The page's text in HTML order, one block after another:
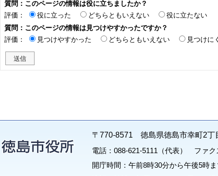
質問：このページの情報は役に立ちましたか？
評価：
役に立った どちらともいえない
役に立たない
質問：このページの情報は見つけやすかったですか？
評価：
見つけやすかった どちらともいえない 見つけに
〒770-8571 徳島県徳島市幸町2丁
電話：088-621-5111（代表） ファク
開庁時間：午前8時30分から午後5時